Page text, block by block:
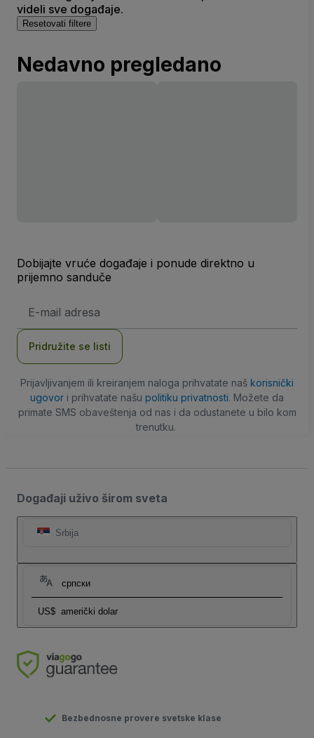
videli sve događaje.
Resetovati filtere
Nedavno pregledano
Dobijajte vruće događaje i ponude direktno u
prijemno sanduče
mail
Pridružite se listi
Prijavljivanjem ili kreiranjem naloga prihvatate naš korisnički
ugovor i prihvatate našu politiku privatnosti. Možete da
primate SMS obaveštenja od nas i da odustanete u bilo kom
trenutku.
Događaji uživo širom sveta
Srbija
српски
US$ američki dolar
Bezbednosne provere svetske klase